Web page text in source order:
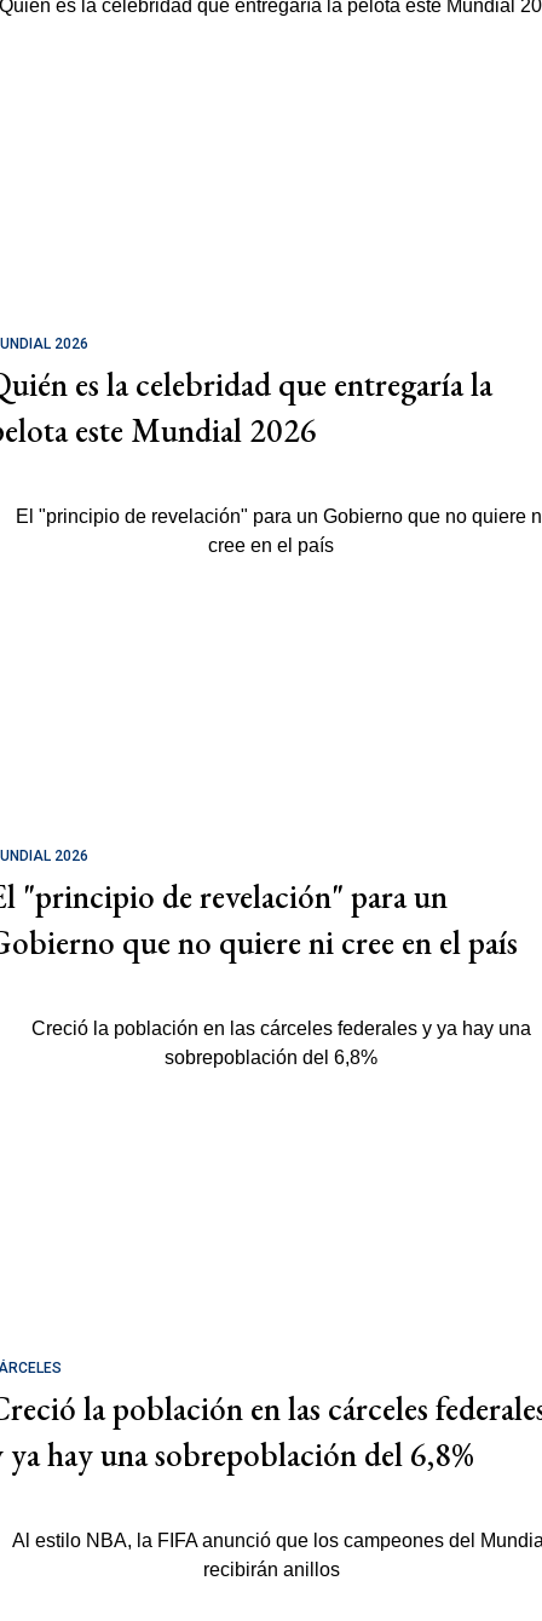
2026
es la celebridad que entregaría la
este Mundial 2026
2026
"principio de revelación" para un
que no quiere ni cree en el país
la población en las cárceles
ya hay una sobrepoblación del 6,8%